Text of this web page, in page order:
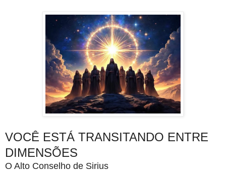
VOCÊ ESTÁ TRANSITANDO ENTRE
DIMENSÕES
O Alto Conselho de Sirius